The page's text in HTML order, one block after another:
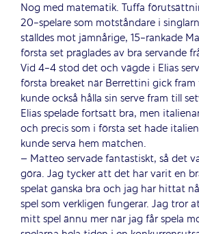
Nog med matematik. Tuffa
20-spelare som motståndare i
ställdes mot jämnårige, 15-rankade
första set präglades av bra servande
Vid 4-4 stod det och vägde i Elias
första breaket när Berrettini gick
kunde också hålla sin serve fram till
Elias spelade fortsatt bra, men
och precis som i första set hade
kunde serva hem matchen.
– Matteo servade fantastiskt, så det
göra. Jag tycker att det har varit en
spelat ganska bra och jag har hittat
spel som verkligen fungerar. Jag tror
mitt spel ännu mer när jag får spela